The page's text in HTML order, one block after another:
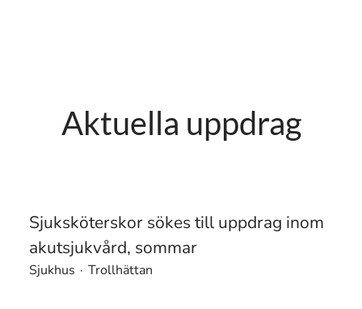
Aktuella uppdrag
Sjuksköterskor sökes till uppdrag inom
akutsjukvård, sommar
Sjukhus · Trollhättan